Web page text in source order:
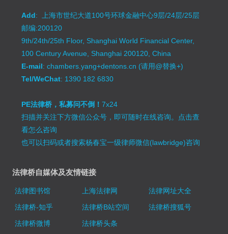
Add: 上海市世纪大道100号环球金融中心9层/24层/25层
邮编:200120
9th/24th/25th Floor, Shanghai World Financial Center,
100 Century Avenue, Shanghai 200120, China
E-mail: chambers.yang+dentons.cn (请用@替换+)
Tel/WeChat: 1390 182 6830
PE法律桥，私募问不倒！7x24
扫描并关注下方微信公众号，即可随时在线咨询。 点击查
看怎么咨询
也可以扫码或者搜索杨春宝一级律师微信(lawbridge)咨询
法律桥自媒体及友情链接
法律图书馆 上海法律网
法律网址大全
法律桥-知乎
法律桥B站空间
法律桥搜狐号
法律桥微博
法律桥头条